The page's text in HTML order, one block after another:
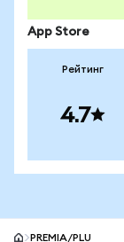
App Store
Рейтинг
4.7
PREMIA/PLU